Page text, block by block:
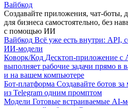
Вайбкод
Создавайте приложения, чат-боты,
для бизнеса самостоятельно, без
с помощью ИИ
Вайбкод Всё уже есть внутри: API,
ИИ-модели
Коворк/Код Десктоп-приложение с
выполняет рабочие задачи прямо в
и на вашем компьютере
Бот-платформа Создавайте ботов
из Telegram одним промптом
Модели Готовые встраиваемые AI-